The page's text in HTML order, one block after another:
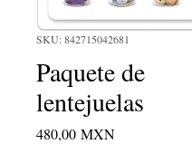
SKU: 842715042681
Paquete de
lentejuelas
480,00 MXNPrecio